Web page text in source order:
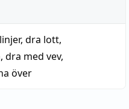
, dra lott,
, dra med vev,
över